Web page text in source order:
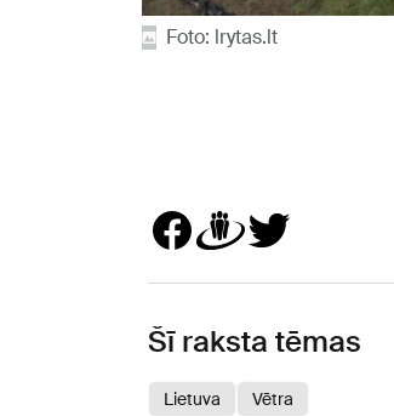
Foto: lrytas.lt
Šī raksta tēmas
Lietuva Vētra